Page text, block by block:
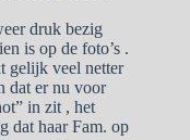
druk bezig
is op de foto’s .
gelijk veel netter
dat er nu voor
in zit , het
dat haar Fam. op